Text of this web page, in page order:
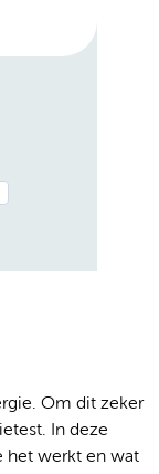
Om dit zeker
In deze
het werkt en wat